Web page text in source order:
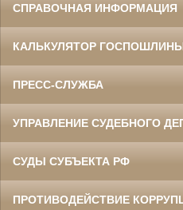
СПРАВОЧНАЯ ИНФОРМАЦИЯ
КАЛЬКУЛЯТОР
ПРЕСС-СЛУЖБА
УПРАВЛЕНИЕ СУДЕБНОГО
СУДЫ СУБЪЕКТА РФ
ПРОТИВОДЕЙСТВИЕ